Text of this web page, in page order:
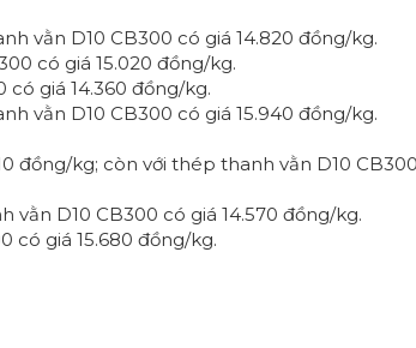
vằn D10 CB300 có giá 14.820 đồng/kg.
có giá 15.020 đồng/kg.
có giá 14.360 đồng/kg.
vằn D10 CB300 có giá 15.940 đồng/kg.
đồng/kg; còn với thép thanh vằn D10 CB300
D10 CB300 có giá 14.570 đồng/kg.
có giá 15.680 đồng/kg.